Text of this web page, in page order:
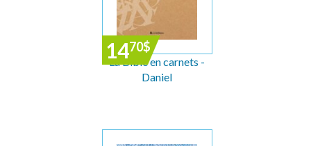
1470$
La Bible en carnets -
Daniel